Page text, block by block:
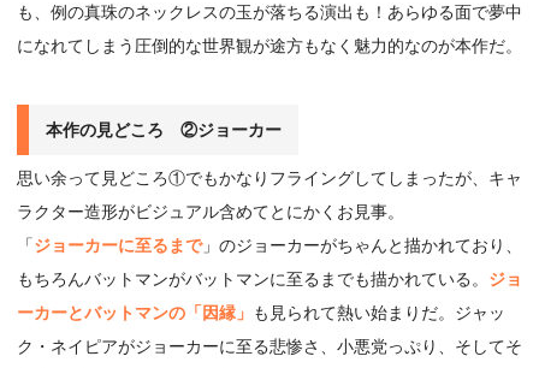
も、例の真珠のネックレスの玉が落ちる演出も！あらゆる面で夢中
になれてしまう圧倒的な世界観が途方もなく魅力的なのが本作だ。
本作の見どころ ②ジョーカー
思い余って見どころ①でもかなりフライングしてしまったが、キャ
ラクター造形がビジュアル含めてとにかくお見事。
「ジョーカーに至るまで」のジョーカーがちゃんと描かれており、
もちろんバットマンがバットマンに至るまでも描かれている。 ジョ
ーカーとバットマンの「因縁」 も見られて熱い始まりだ。ジャッ
ク・ネイピアがジョーカーに至る悲惨さ、小悪党っぷり、そしてそ